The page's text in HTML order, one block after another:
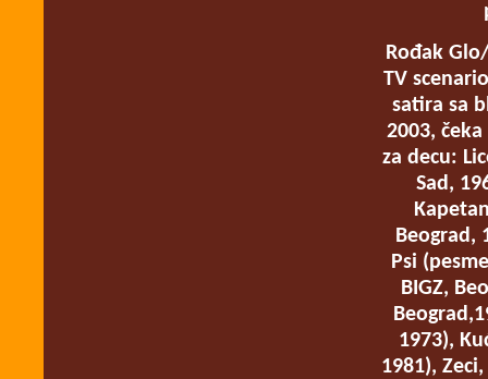
Rođak
TV
satira sa
2003,
za decu:
Sad,
Beograd,
Psi
BIGZ,
1973),
1981),